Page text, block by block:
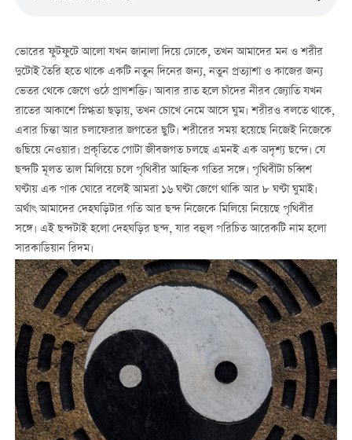
ভোরের ফুটফুটে আলো যখন জানালা দিয়ে ঢোকে, তখন আমাদের মন ও শরীর
দুটোই তৈরি হতে থাকে একটি নতুন দিনের জন্য, নতুন প্রত্যাশা ও কাজের জন্য
ভেতর থেকে জেগে ওঠে প্রাণশক্তি। আবার রাত হলে চাঁদের নীরব জ্যোতি যখন
রাতের আকাশে স্নিগ্ধতা ছড়ায়, তখন চোখে নেমে আসে ঘুম। শরীরও বলতে থাকে,
এবার চিন্তা আর চলাফেরার জগতের ছুটি। শরীরের সময় হয়েছে নিজেই নিজেকে
গুছিয়ে নেওয়ার। প্রকৃতিতে গোটা জীবজগত চলছে এমনই এক অদৃশ্য ছন্দে। যে
ছন্দটি মূলত তাল মিলিয়ে চলে পৃথিবীর আহ্নিক গতির সঙ্গে। পৃথিবীটা চব্বিশ
ঘণ্টায় এক পাক ঘোরে বলেই আমরা ১৬ ঘণ্টা জেগে থাকি আর ৮ ঘণ্টা ঘুমাই।
অর্থাৎ আমাদের দেহঘড়িটার গতি আর ছন্দ নিজেকে মিলিয়ে নিয়েছে পৃথিবীর
সঙ্গে। এই ছন্দটাই হলো দেহঘড়ির ছন্দ, যার বহুল পরিচিত আরেকটি নাম হলো
সারকাডিয়ান রিদম।